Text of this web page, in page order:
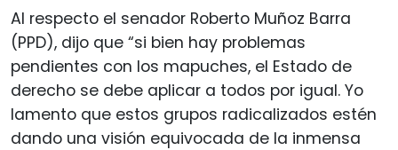
Al respecto el senador Roberto Muñoz Barra
(PPD), dijo que “si bien hay problemas
pendientes con los mapuches, el Estado de
derecho se debe aplicar a todos por igual. Yo
lamento que estos grupos radicalizados estén
dando una visión equivocada de la inmensa